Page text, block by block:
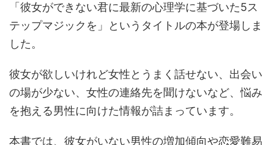
「彼女ができない君に最新の心理学に基づいた5ス
テップマジックを」というタイトルの本が登場しま
した。
彼女が欲しいけれど女性とうまく話せない、出会い
の場が少ない、女性の連絡先を聞けないなど、悩み
を抱える男性に向けた情報が詰まっています。
本書では、彼女がいない男性の増加傾向や恋愛難易